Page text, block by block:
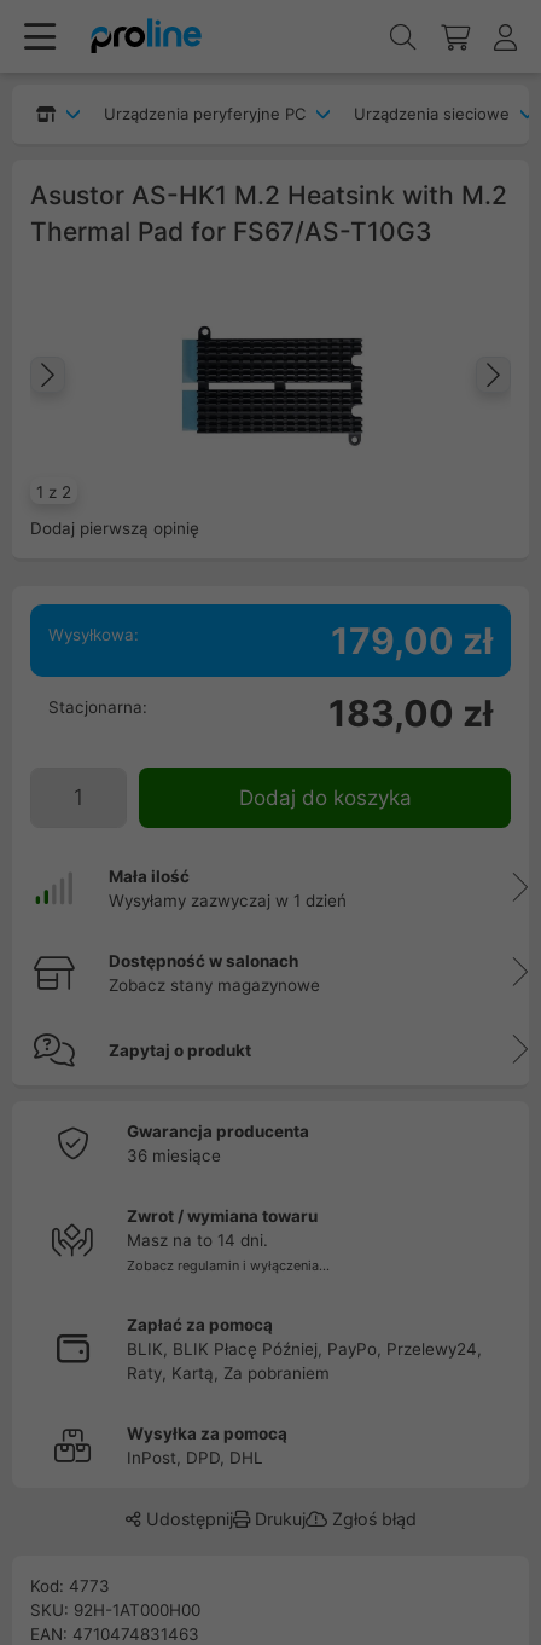
Urządzenia peryferyjne PC Urządzenia sieciowe
Asustor AS-HK1 M.2 Heatsink with M.2
Thermal Pad for FS67/AS-T10G3
1 z 2
Poprzedni
Dodaj pierwszą opinię
Wysyłkowa: 179,00 zł
Stacjonarna: 183,00 zł
Dodaj do koszyka
Mała ilość
Wysyłamy zazwyczaj w 1 dzień
Dostępność w salonach
Zobacz stany magazynowe
Zapytaj o produkt
Gwarancja producenta
36 miesiące
Zwrot / wymiana towaru
Masz na to 14 dni.
Zobacz regulamin i wyłączenia...
Zapłać za pomocą
BLIK, BLIK Płacę Później, PayPo, Przelewy24,
Raty, Kartą, Za pobraniem
Wysyłka za pomocą
InPost, DPD, DHL
Udostępnij Drukuj Zgłoś błąd
Kod: 4773
SKU: 92H-1AT000H00
EAN: 4710474831463